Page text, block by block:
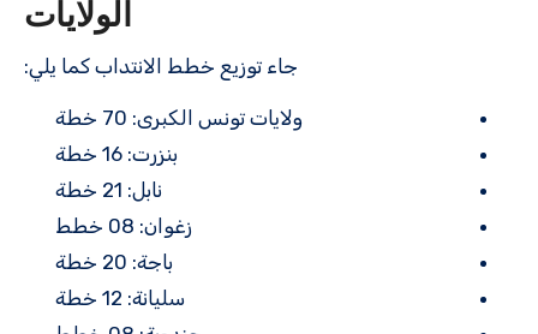
الولايات
جاء توزيع خطط الانتداب كما يلي:
ولايات تونس الكبرى: 70 خطة
بنزرت: 16 خطة
نابل: 21 خطة
زغوان: 08 خطط
باجة: 20 خطة
سليانة: 12 خطة